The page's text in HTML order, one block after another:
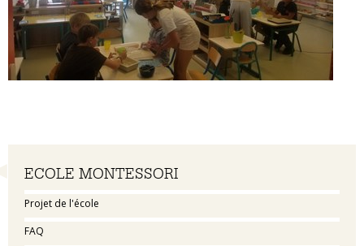
Navigation
ECOLE MONTESSORI
Projet de l'école
FAQ